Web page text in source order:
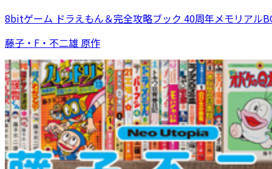
8bitゲーム ドラえもん＆完全攻略ブック 40周年メモリアル
藤子・F・不二雄 原作